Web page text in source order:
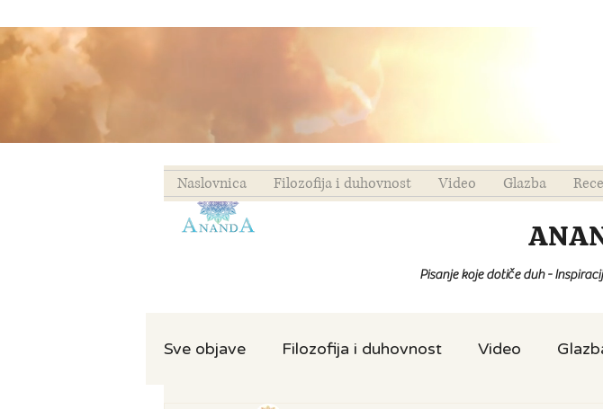
Naslovnica Filozofija i duhovnost Video Glazba
Pisanje koje dotiče duh -
Sve objave Filozofija i duhovnost Video